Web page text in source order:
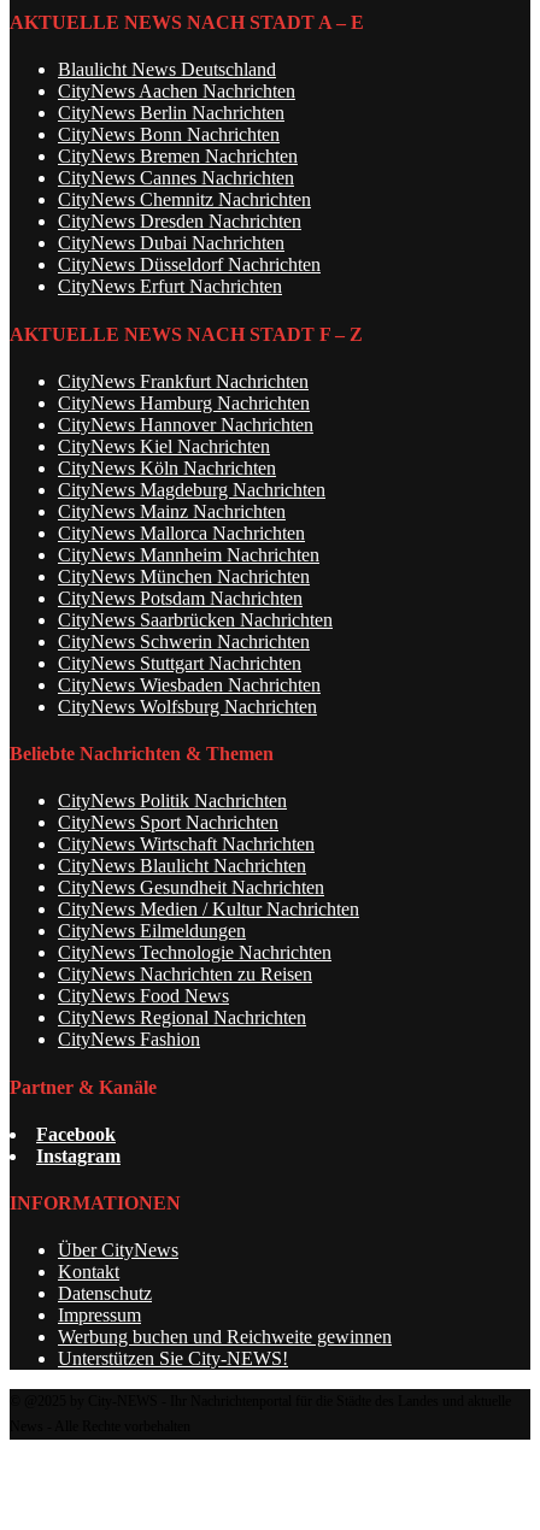
AKTUELLE NEWS NACH STADT A – E
Blaulicht News Deutschland
CityNews Aachen Nachrichten
CityNews Berlin Nachrichten
CityNews Bonn Nachrichten
CityNews Bremen Nachrichten
CityNews Cannes Nachrichten
CityNews Chemnitz Nachrichten
CityNews Dresden Nachrichten
CityNews Dubai Nachrichten
CityNews Düsseldorf Nachrichten
CityNews Erfurt Nachrichten
AKTUELLE NEWS NACH STADT F – Z
CityNews Frankfurt Nachrichten
CityNews Hamburg Nachrichten
CityNews Hannover Nachrichten
CityNews Kiel Nachrichten
CityNews Köln Nachrichten
CityNews Magdeburg Nachrichten
CityNews Mainz Nachrichten
CityNews Mallorca Nachrichten
CityNews Mannheim Nachrichten
CityNews München Nachrichten
CityNews Potsdam Nachrichten
CityNews Saarbrücken Nachrichten
CityNews Schwerin Nachrichten
CityNews Stuttgart Nachrichten
CityNews Wiesbaden Nachrichten
CityNews Wolfsburg Nachrichten
Beliebte Nachrichten & Themen
CityNews Politik Nachrichten
CityNews Sport Nachrichten
CityNews Wirtschaft Nachrichten
CityNews Blaulicht Nachrichten
CityNews Gesundheit Nachrichten
CityNews Medien / Kultur Nachrichten
CityNews Eilmeldungen
CityNews Technologie Nachrichten
CityNews Nachrichten zu Reisen
CityNews Food News
CityNews Regional Nachrichten
CityNews Fashion
Partner & Kanäle
Facebook
Instagram
INFORMATIONEN
Über CityNews
Kontakt
Datenschutz
Impressum
Werbung buchen und Reichweite gewinnen
Unterstützen Sie City-NEWS!